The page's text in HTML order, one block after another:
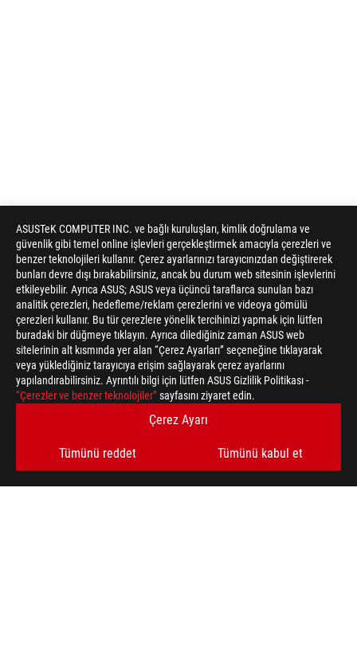
ASUSTeK COMPUTER INC. ve bağlı kuruluşları, kimlik doğrulama ve
güvenlik gibi temel online işlevleri gerçekleştirmek amacıyla çerezleri ve
benzer teknolojileri kullanır. Çerez ayarlarınızı tarayıcınızdan değiştirerek
bunları devre dışı bırakabilirsiniz, ancak bu durum web sitesinin işlevlerini
etkileyebilir. Ayrıca ASUS; ASUS veya üçüncü taraflarca sunulan bazı
analitik çerezleri, hedefleme/reklam çerezlerini ve videoya gömülü
çerezleri kullanır. Bu tür çerezlere yönelik tercihinizi yapmak için lütfen
buradaki bir düğmeye tıklayın. Ayrıca dilediğiniz zaman ASUS web
sitelerinin alt kısmında yer alan “Çerez Ayarları” seçeneğine tıklayarak
veya yüklediğiniz tarayıcıya erişim sağlayarak çerez ayarlarını
yapılandırabilirsiniz. Ayrıntılı bilgi için lütfen ASUS Gizlilik Politikası -
“Çerezler ve benzer teknolojiler”sayfasını ziyaret edin.
Çerez Ayarı
Tümünü reddet Tümünü kabul et
ASUS
Footer
> GAMING EKRAN KARTLARI > ROG STRIX
DESTEKLENEN ÖDEME TÜRLERI